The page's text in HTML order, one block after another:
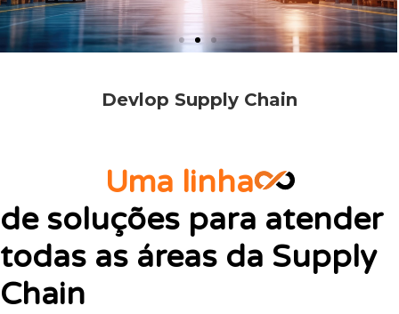
Devlop Supply Chain
Uma linha
de soluções para atender
todas as áreas da Supply
Chain